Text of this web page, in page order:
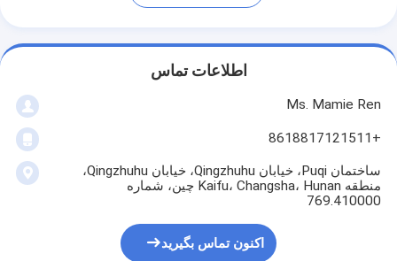
اطلاعات تماس
Ms. Mamie Ren
+8618817121511
ساختمان Puqi، خیابان Qingzhuhu، خیابان Qingzhuhu،
منطقه Kaifu، Changsha، Hunan چین، شماره
769.410000
اکنون تماس بگیرید